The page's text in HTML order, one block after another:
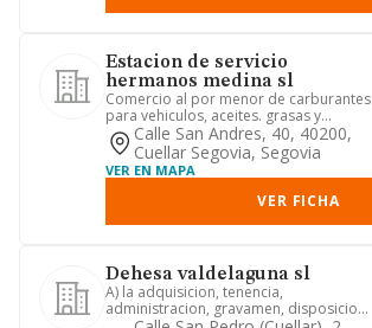
Estacion de servicio
hermanos medina sl
Comercio al por menor de carburantes
para vehiculos, aceites. grasas y
lubricantes. hosteleria, exp...
Calle San Andres, 40, 40200,
Cuellar Segovia, Segovia
VER EN MAPA
VER FICHA
Dehesa valdelaguna sl
A) la adquisicion, tenencia,
administracion, gravamen, disposicion